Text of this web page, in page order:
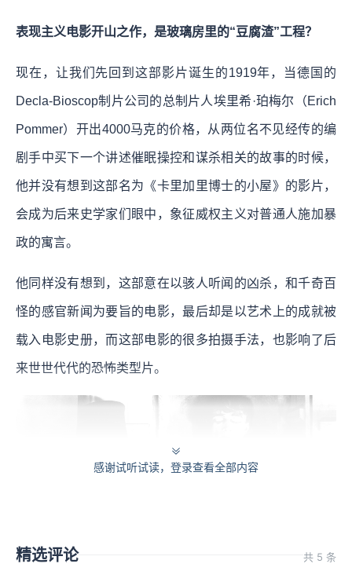
表现主义电影开山之作，是玻璃房里的“豆腐渣”工程？
现在，让我们先回到这部影片诞生的1919年，当德国的
Decla-Bioscop制片公司的总制片人埃里希·珀梅尔（Erich
Pommer）开出4000马克的价格，从两位名不见经传的编
剧手中买下一个讲述催眠操控和谋杀相关的故事的时候，
他并没有想到这部名为《卡里加里博士的小屋》的影片，
会成为后来史学家们眼中，象征威权主义对普通人施加暴
政的寓言。
他同样没有想到，这部意在以骇人听闻的凶杀，和千奇百
怪的感官新闻为要旨的电影，最后却是以艺术上的成就被
载入电影史册，而这部电影的很多拍摄手法，也影响了后
来世世代代的恐怖类型片。
感谢试听试读，登录查看全部内容
精选评论 共 5 条